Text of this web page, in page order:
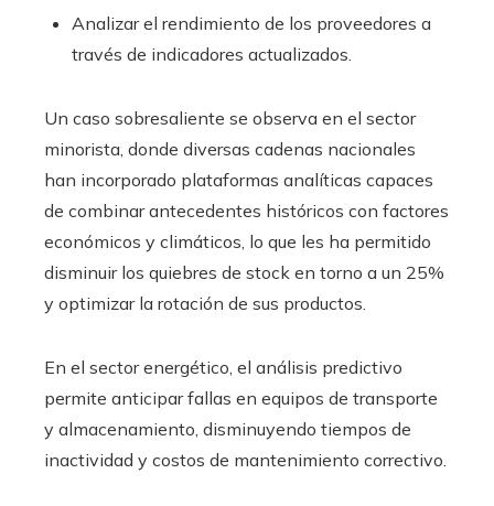
Analizar el rendimiento de los proveedores a
través de indicadores actualizados.
Un caso sobresaliente se observa en el sector
minorista, donde diversas cadenas nacionales
han incorporado plataformas analíticas capaces
de combinar antecedentes históricos con factores
económicos y climáticos, lo que les ha permitido
disminuir los quiebres de stock en torno a un 25%
y optimizar la rotación de sus productos.
En el sector energético, el análisis predictivo
permite anticipar fallas en equipos de transporte
y almacenamiento, disminuyendo tiempos de
inactividad y costos de mantenimiento correctivo.